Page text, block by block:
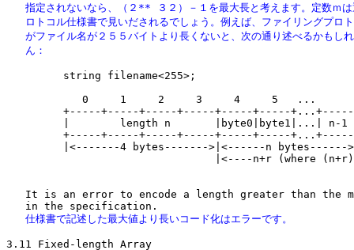
指定されないなら、（２** ３２）－１を最大長と考えます。定数ｍ
ロトコル仕様書で見いだされるでしょう。例えば、ファイリングプロ
がファイル名が２５５バイトより長くないと、次の通り述べるかもし
   ん：
         string filename<255>;
            0     1     2     3     4     5   ...
+-----+-----+-----+-----+-----+-----
|        length n       |byte0|byte1|...| n-1
+-----+-----+-----+-----+-----+-----
|<-------4 bytes------->|<------n bytes------
|<----n+r (where
It is an error to encode a length greater than the
   仕様書で記述した最大値より長いコード化はエラーです。